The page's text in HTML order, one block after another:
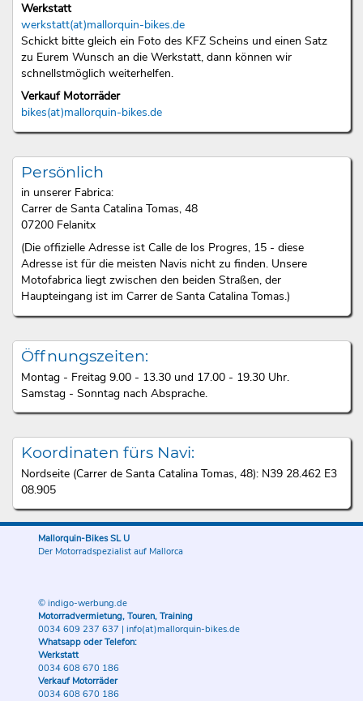
Werkstatt
werkstatt(at)mallorquin-bikes.de
Schickt bitte gleich ein Foto des KFZ Scheins und einen Satz
zu Eurem Wunsch an die Werkstatt, dann können wir
schnellstmöglich weiterhelfen.
Verkauf Motorräder
bikes(at)mallorquin-bikes.de
Persönlich
in unserer Fabrica:
Carrer de Santa Catalina Tomas, 48
07200 Felanitx
(Die offizielle Adresse ist Calle de los Progres, 15 - diese
Adresse ist für die meisten Navis nicht zu finden. Unsere
Motofabrica liegt zwischen den beiden Straßen, der
Haupteingang ist im Carrer de Santa Catalina Tomas.)
Öffnungszeiten:
Montag - Freitag 9.00 - 13.30 und 17.00 - 19.30 Uhr.
Samstag - Sonntag nach Absprache.
Koordinaten fürs Navi:
Nordseite (Carrer de Santa Catalina Tomas, 48): N39 28.462 E3
08.905
Mallorquin-Bikes SL U
Der Motorradspezialist auf Mallorca
© indigo-werbung.de
Motorradvermietung, Touren, Training
0034 609 237 637 | info(at)mallorquin-bikes.de
Whatsapp oder Telefon:
Werkstatt
0034 608 670 186
Verkauf Motorräder
0034 608 670 186